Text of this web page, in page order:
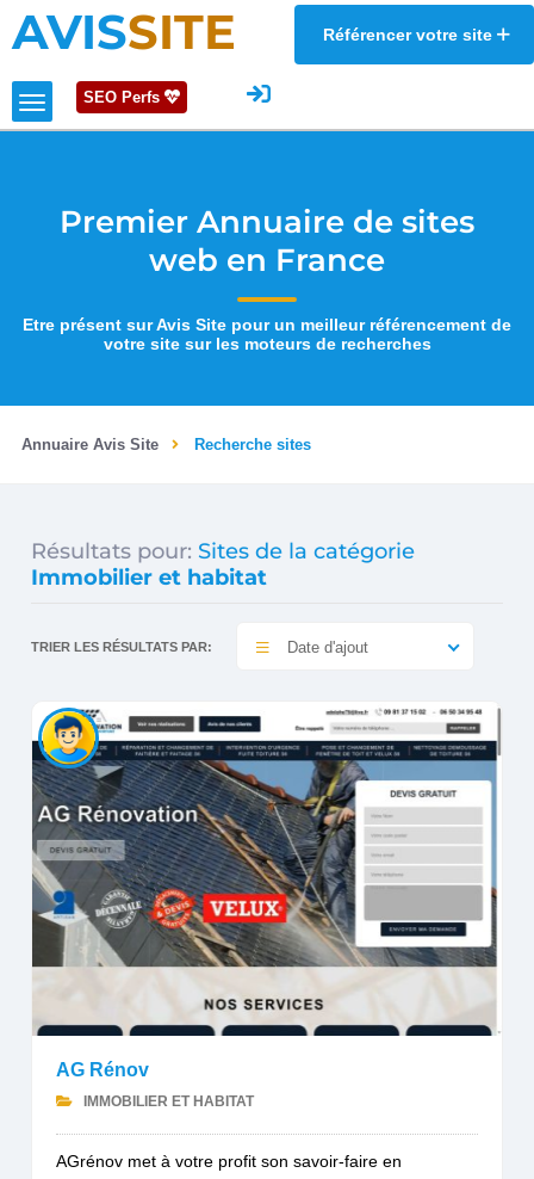
AVISSITE Référencer votre site
SEO Perfs
Premier Annuaire de sites
web en France
Etre présent sur Avis Site pour un meilleur référencement de
votre site sur les moteurs de recherches
Annuaire Avis Site Recherche sites
Résultats pour: Sites de la catégorie
Immobilier et habitat
TRIER LES RÉSULTATS PAR: Date d'ajout
AG Rénov
IMMOBILIER ET HABITAT
AGrénov met à votre profit son savoir-faire en